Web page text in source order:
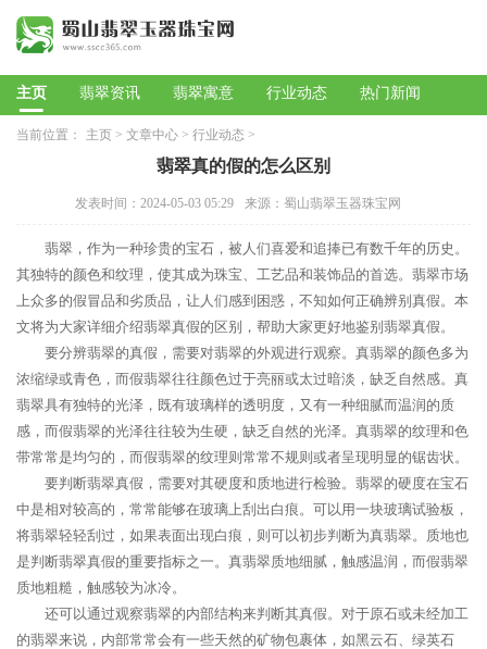
主页 翡翠资讯 翡翠寓意 行业动态 热门新闻
当前位置： 主页 > 文章中心 > 行业动态 >
翡翠真的假的怎么区别
发表时间：2024-05-03 05:29 来源：蜀山翡翠玉器珠宝网
翡翠，作为一种珍贵的宝石，被人们喜爱和追捧已有数千年的历史。
其独特的颜色和纹理，使其成为珠宝、工艺品和装饰品的首选。翡翠市场
上众多的假冒品和劣质品，让人们感到困惑，不知如何正确辨别真假。本
文将为大家详细介绍翡翠真假的区别，帮助大家更好地鉴别翡翠真假。
要分辨翡翠的真假，需要对翡翠的外观进行观察。真翡翠的颜色多为
浓缩绿或青色，而假翡翠往往颜色过于亮丽或太过暗淡，缺乏自然感。真
翡翠具有独特的光泽，既有玻璃样的透明度，又有一种细腻而温润的质
感，而假翡翠的光泽往往较为生硬，缺乏自然的光泽。真翡翠的纹理和色
带常常是均匀的，而假翡翠的纹理则常常不规则或者呈现明显的锯齿状。
要判断翡翠真假，需要对其硬度和质地进行检验。翡翠的硬度在宝石
中是相对较高的，常常能够在玻璃上刮出白痕。可以用一块玻璃试验板，
将翡翠轻轻刮过，如果表面出现白痕，则可以初步判断为真翡翠。质地也
是判断翡翠真假的重要指标之一。真翡翠质地细腻，触感温润，而假翡翠
质地粗糙，触感较为冰冷。
还可以通过观察翡翠的内部结构来判断其真假。对于原石或未经加工
的翡翠来说，内部常常会有一些天然的矿物包裹体，如黑云石、绿英石